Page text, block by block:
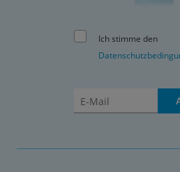
Ich stimme den